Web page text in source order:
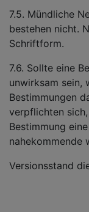
7.5. Mündliche
bestehen nicht.
Schriftform.
7.6. Sollte eine
unwirksam sein,
Bestimmungen
verpflichten
Bestimmung
nahekommende
Versionsstand